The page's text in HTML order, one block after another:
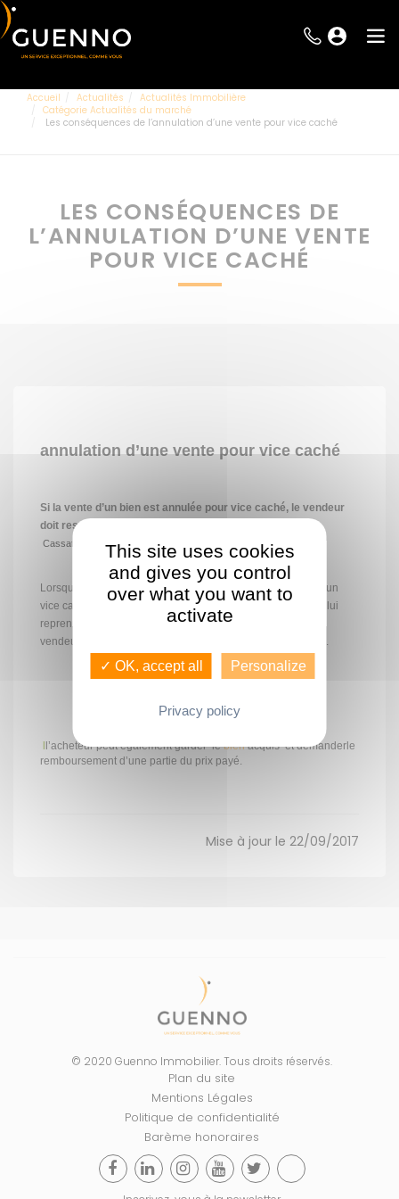
Accueil Actualités
Actualités Immobilière
Catégorie Actualités du marché
Les conséquences de l’annulation d’une vente pour vice caché
LES CONSÉQUENCES DE
L’ANNULATION D’UNE VENTE
POUR VICE CACHÉ
annulation d’une vente pour vice caché
Si la vente d’un bien est annulée pour vice caché, le vendeur
doit restituer l’intégralité du prix à l’acheteur.
Cassation civile 1re, 19 février 2014, n° 12-15520
Lorsqu’un particulier achète un bien s'averant grévé d'un d’un
vice caché, il peut solliciter auprès du vendeur que celui ci lui
reprenne le bien et qu’il lui rembourse le prix. Au cas ou le
vendeur refuse, il peut alors mettre en place une procédure.
l’acheteur peut également garder lebienacquis et demanderle
remboursement d’une partie du prix payé.
Mise à jour le 22/09/2017
© 2020 Guenno Immobilier. Tous droits réservés.
Plan du site
Mentions Légales
Politique de confidentialité
Barème honoraires
This site uses cookies
and gives you control
over what you want to
activate
✓ OK, accept all Personalize
Privacy policy